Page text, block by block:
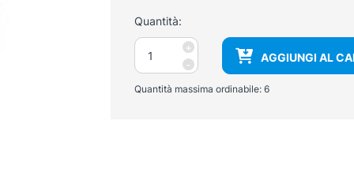
Quantità:
-
Oliva
morbida
avvitabile
colore
+
AGGIUNGI AL
Quantità massima ordinabile: 6